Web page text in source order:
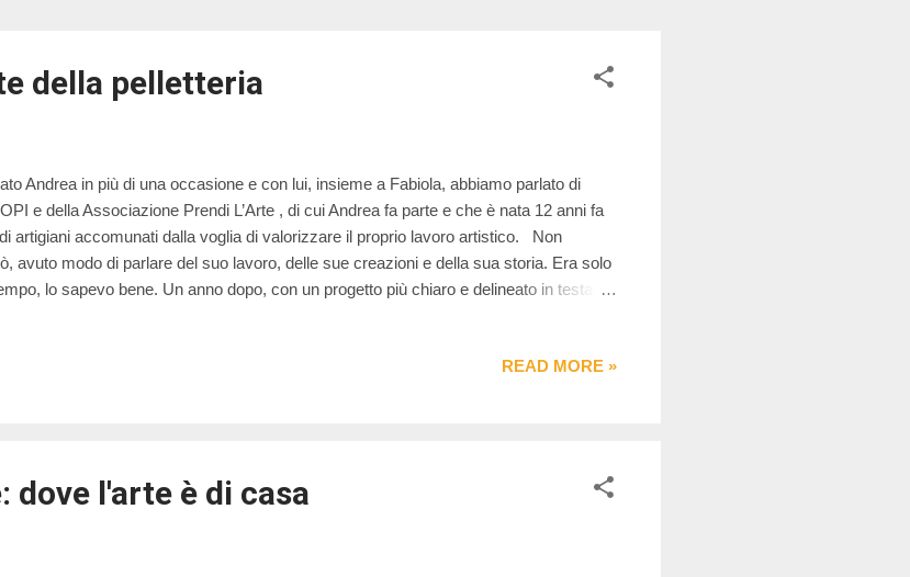
della pelletteria
Andrea in più di una occasione e con lui, insieme a Fabiola, abbiamo parlato di
e della Associazione Prendi L’Arte , di cui Andrea fa parte e che è nata 12 anni fa
artigiani accomunati dalla voglia di valorizzare il proprio lavoro artistico. Non
avuto modo di parlare del suo lavoro, delle sue creazioni e della sua storia. Era solo
lo sapevo bene. Un anno dopo, con un progetto più chiaro e delineato in testa,
READ MORE »
dove l'arte è di casa